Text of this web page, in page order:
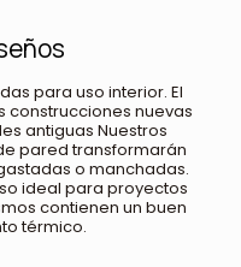
para uso interior. El
construcciones nuevas
antiguas Nuestros
pared transformarán
o manchadas.
ideal para proyectos
contienen un buen
térmico.